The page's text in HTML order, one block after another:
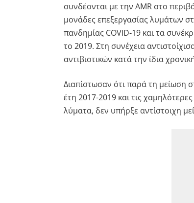
συνδέονται με την AMR στο
μονάδες επεξεργασίας λυμάτων
πανδημίας COVID-19 και τα
το 2019. Στη συνέχεια
αντιβιοτικών κατά την ίδια
Διαπίστωσαν ότι παρά τη μείωση
έτη 2017-2019 και τις
λύματα, δεν υπήρξε αντίστοιχη